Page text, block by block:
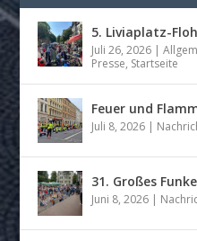
5. Liviaplatz-
Juli 26, 2026 |
Presse, Startseite
Feuer und
Juli 8, 2026 |
31. Großes
Juni 8, 2026 |